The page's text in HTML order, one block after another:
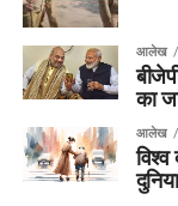
आलेख
का
आलेख